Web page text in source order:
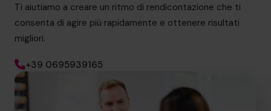
Ti aiutiamo a creare un ritmo di rendicontazione che ti
consenta di agire più rapidamente e ottenere risultati
migliori.
+39 0695939165